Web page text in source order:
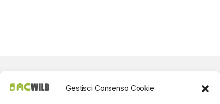
Gestisci Consenso Cookie